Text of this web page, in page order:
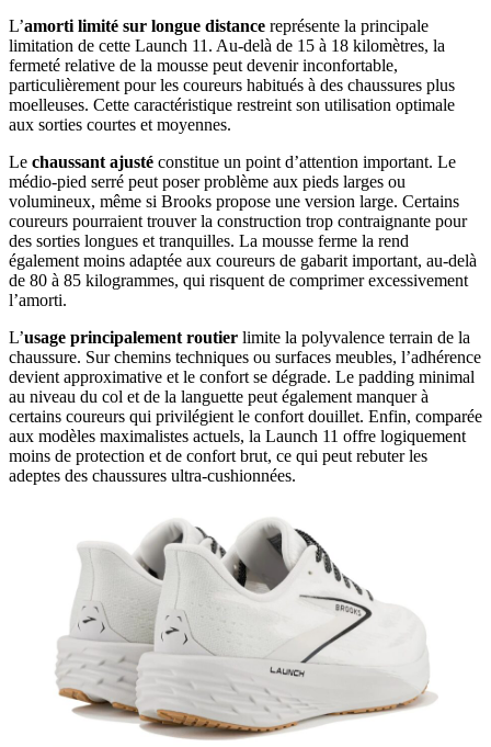
L’amorti limité sur longue distance représente la principale
limitation de cette Launch 11. Au-delà de 15 à 18 kilomètres, la
fermeté relative de la mousse peut devenir inconfortable,
particulièrement pour les coureurs habitués à des chaussures plus
moelleuses. Cette caractéristique restreint son utilisation optimale
aux sorties courtes et moyennes.
Le chaussant ajusté constitue un point d’attention important. Le
médio-pied serré peut poser problème aux pieds larges ou
volumineux, même si Brooks propose une version large. Certains
coureurs pourraient trouver la construction trop contraignante pour
des sorties longues et tranquilles. La mousse ferme la rend
également moins adaptée aux coureurs de gabarit important, au-delà
de 80 à 85 kilogrammes, qui risquent de comprimer excessivement
l’amorti.
L’usage principalement routier limite la polyvalence terrain de la
chaussure. Sur chemins techniques ou surfaces meubles, l’adhérence
devient approximative et le confort se dégrade. Le padding minimal
au niveau du col et de la languette peut également manquer à
certains coureurs qui privilégient le confort douillet. Enfin, comparée
aux modèles maximalistes actuels, la Launch 11 offre logiquement
moins de protection et de confort brut, ce qui peut rebuter les
adeptes des chaussures ultra-cushionnées.